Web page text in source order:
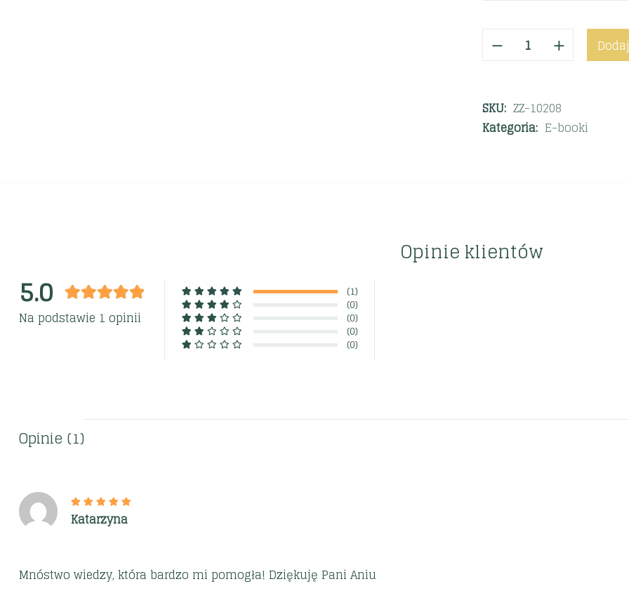
SKU: ZZ-10208
Kategoria: E-booki
Opinie klientów
5.0
Na podstawie 1 opinii
(1)
(0)
(0)
(0)
(0)
Opinie (1)
Katarzyna
Mnóstwo wiedzy, która bardzo mi pomogła! Dziękuję Pani Aniu